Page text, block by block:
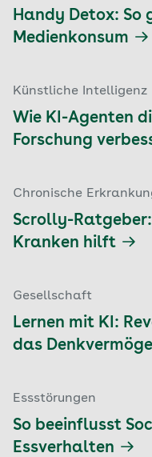
Handy Detox: So
Medienkonsum
Künstliche Intelligenz
Wie KI-Agenten
Forschung
Chronische
Scrolly-Ratgeber:
Kranken hilft
Gesellschaft
Lernen mit KI:
das
Essstörungen
So beeinflusst
Essverhalten